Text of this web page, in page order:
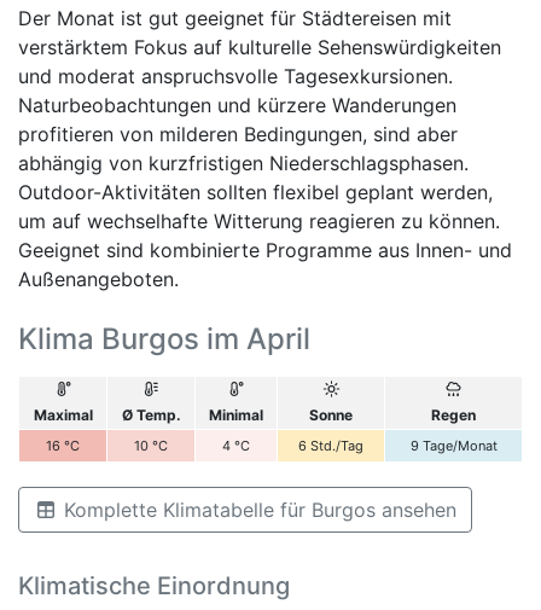
Der Monat ist gut geeignet für Städtereisen mit
verstärktem Fokus auf kulturelle Sehenswürdigkeiten
und moderat anspruchsvolle Tagesexkursionen.
Naturbeobachtungen und kürzere Wanderungen
profitieren von milderen Bedingungen, sind aber
abhängig von kurzfristigen Niederschlagsphasen.
Outdoor-Aktivitäten sollten flexibel geplant werden,
um auf wechselhafte Witterung reagieren zu können.
Geeignet sind kombinierte Programme aus Innen- und
Außenangeboten.
Klima Burgos im April
Maximal Ø Temp. Minimal Sonne Regen
16 °C 10 °C 4 °C 6 Std./Tag 9 Tage/Monat
Komplette Klimatabelle für Burgos ansehen
Klimatische Einordnung